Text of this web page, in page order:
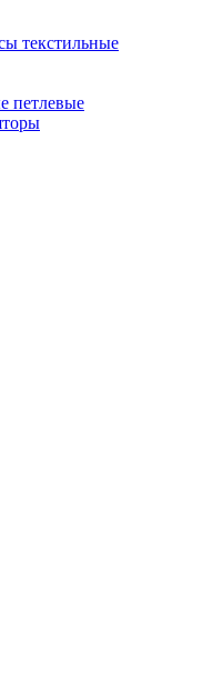
текстильные
петлевые